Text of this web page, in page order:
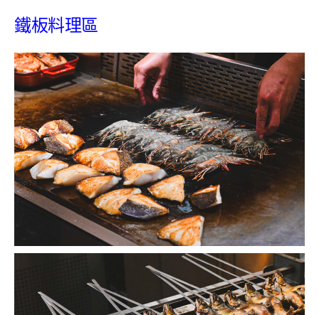
鐵板料理區